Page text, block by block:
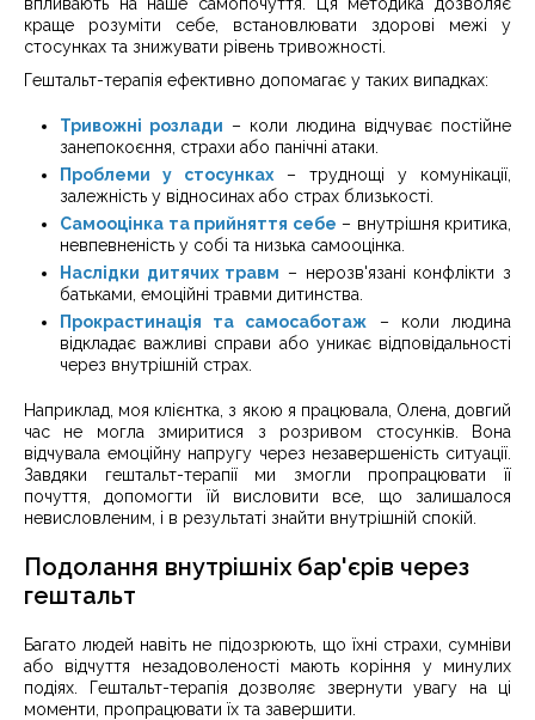
краще розуміти себе, встановлювати здорові межі у
стосунках та знижувати рівень тривожності.
Гештальт-терапія ефективно допомагає у таких випадках:
Тривожні розлади – коли людина відчуває постійне
занепокоєння, страхи або панічні атаки.
Проблеми у стосунках – труднощі у комунікації,
залежність у відносинах або страх близькості.
Самооцінка та прийняття себе – внутрішня критика,
невпевненість у собі та низька самооцінка.
Наслідки дитячих травм – нерозв'язані конфлікти з
батьками, емоційні травми дитинства.
Прокрастинація та самосаботаж – коли людина
відкладає важливі справи або уникає відповідальності
через внутрішній страх.
Наприклад, моя клієнтка, з якою я працювала, Олена, довгий
час не могла змиритися з розривом стосунків. Вона
відчувала емоційну напругу через незавершеність ситуації.
Завдяки гештальт-терапії ми змогли пропрацювати її
почуття, допомогти їй висловити все, що залишалося
невисловленим, і в результаті знайти внутрішній спокій.
Подолання внутрішніх бар'єрів через
гештальт
Багато людей навіть не підозрюють, що їхні страхи, сумніви
або відчуття незадоволеності мають коріння у минулих
подіях. Гештальт-терапія дозволяє звернути увагу на ці
моменти, пропрацювати їх та завершити.